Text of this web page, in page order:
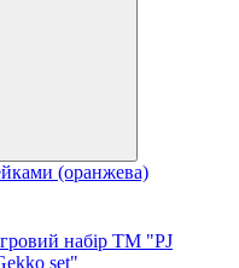
(оранжева)